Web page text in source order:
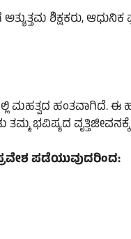
ಶಿಕ್ಷಕರು,
ಮಹತ್ವದ ಹಂತವಾಗಿದೆ. ಈ
ಭವಿಷ್ಯದ
ಪಡೆಯುವುದರಿಂದ: